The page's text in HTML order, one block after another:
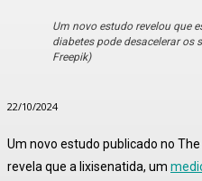
Um novo estudo revelou que
diabetes pode desacelerar os
Freepik)
22/10/2024
Um novo estudo publicado no The
revela que a lixisenatida, um